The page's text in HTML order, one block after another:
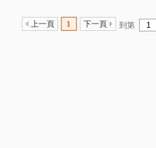
上一頁 1 下一頁 到第